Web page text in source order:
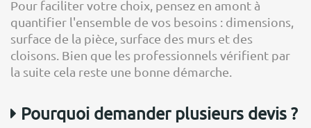
Pour faciliter votre choix, pensez en amont à
quantifier l'ensemble de vos besoins : dimensions,
surface de la pièce, surface des murs et des
cloisons. Bien que les professionnels vérifient par
la suite cela reste une bonne démarche.
Pourquoi demander plusieurs devis ?